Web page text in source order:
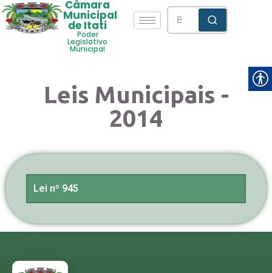
Câmara
Municipal
de Itati
Poder
Legislativo
Municipal
Leis Municipais -
2014
Lei nº 945